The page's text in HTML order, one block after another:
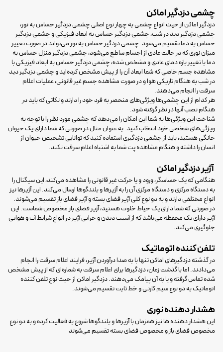
چشمی دزدگیر اماکن
دزدگیر اماکن از حیث انواع چشمی به چهار نوع اصلی چشمی دزدگیر حساس به نور،
چشمی دزدگیر دید در شب، چشمی دزدگیر حساس به ابعاد فیزیکی و چشمی دزدگیر
حساس به دما تقسیم می‌شود. چشمی دزدگیر حساس به نور می‌تواند در صورت تغییر
میزان نوری که در حالت عادی از اجسام ساطع می‌شود، چشمی دزدگیر منزل حساس به
دما با تغییر بازه دمای عادی و مشخص شده، چشمی دزدگیر حساس به ابعاد فیزیکی با
مشاهده جسم خاصی که شما ابعاد آن را از پیش مشخص کرده‌اید و چشمی دزدگیر دید
در شب به هنگام تاریکی هوا و در صورت مشاهده جسم غیر قانونی، عملیات اعلام
سرقت را انجام می‌دهند.
هر کدام از این چشمی‌ها ویژگی‌های منحصر به فرد خود را دارند و نکاتی که باید در
هنگام نصب آنها در نظر گرفته شود.
شناخت این ویژگی‌ها به شما این امکان را می‌دهد که چشمی مورد نظر را با توجه به
ویژگی‌های شخصی خود انتخاب کنید. به عنوان مثال در صورتی که شما دارای یک حیوان
خانگی هستید، باید از چشمی دزدگیری استفاده کنید که توانایی تشخیص حیوان از
انسان را داشته و هنگام مشاهده پت شما به اشتباه اعلام سرقت نکند.
آژیر دزدگیر اماکن
هنگامی که یک حساسگر، ورود و یا حرکت غیر قانونی را مشاهده می‌کند، این سیگنال را
به دستگاه مرکزی و دستگاه مرکزی آن را به آژیرها و بلندگوها ارسال می‌کند. این آژیرها نیز
انواع مختلفی دارند و به دو نوع کلی آژیر فضای بسته و آژیر فضای باز تقسیم می‌شوند.
در صورتی که شما دارای یک حیاط خلوت هستید، آژیر فضای باز مخصوص شماست. این
آژیر دارای یک محفظه می‌باشد که از آسیب دیدن و خرابی آژیر در انواع شرایط آب و هوایی
جلوگیری می‌کند.
تلفن کننده اتوماتیک
در گذشته دزدگیرهای اماکن تنها با به صدا درآوردن آژیر، فرایند اعلام سرقت را انجام
می‌دادند. اما با گذشت زمان، دزدگیرها برای اعلام سرقت به شماره‌ای که از پیش مشخص
شده تماس گرفته و یا به آن پیامک می‎‌دهند. دزدگیر اماکن از حیث نوع تلفن کننده
اتوماتیک به دو نوع سیم کارتی و خط ثابت تقسیم می‌شوند.
هشدار دهنده نوری
این هشدار دهنده ها نیز همزمان با آژیرها و بلندگوها شروع به فعالیت کرده و به دو نوع
مخصوص فضای باز و مخصوص فضای بسته تقسیم می‌شوند